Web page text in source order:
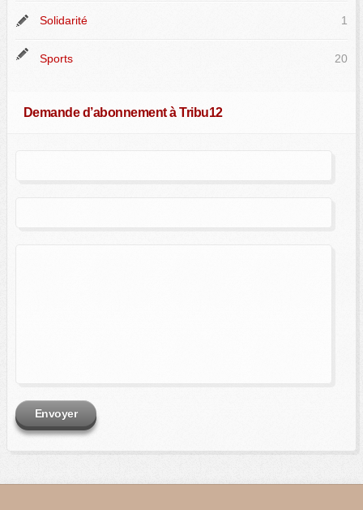
Solidarité 1
Sports 20
Demande d’abonnement à Tribu12
Envoyer